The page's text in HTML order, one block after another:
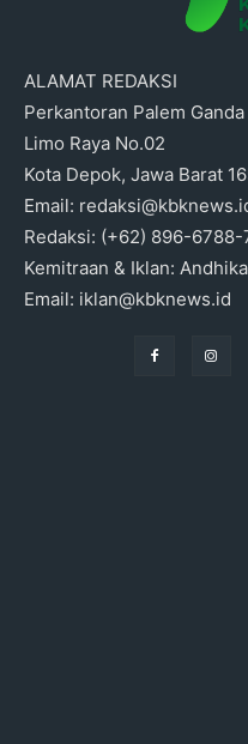
ALAMAT REDAKSI
Perkantoran Palem
Limo Raya No.02
Kota Depok, Jawa Barat
Email:
Redaksi: (+62) 896-
Kemitraan & Iklan:
Email: iklan@kbknews.id